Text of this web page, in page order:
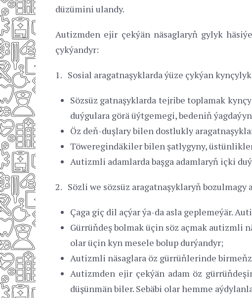
düzümini ulandy.
Autizmden ejir çekýän näsaglaryň gylyk
çykýandyr:
1. Sosial aragatnaşyklarda ýüze çykýan
Sözsüz gatnaşyklarda tejribe toplamak
duýgulara görä üýtgemegi, bedeniň
Öz deň-duşlary bilen dostlukly
Töweregindäkiler bilen şatlygyny,
Autizmli adamlarda başga adamlaryň içki
2. Sözli we sözsüz aragatnaşyklaryň bozulmagy
Çaga giç dil açýar ýa-da asla geplemeýär.
Gürrüňdeş bolmak üçin söz açmak autizmli
olar üçin kyn mesele bolup durýandyr;
Autizmli näsaglara öz gürrüňlerinde
Autizmden ejir çekýän adam öz
düşünmän biler. Sebäbi olar hemme